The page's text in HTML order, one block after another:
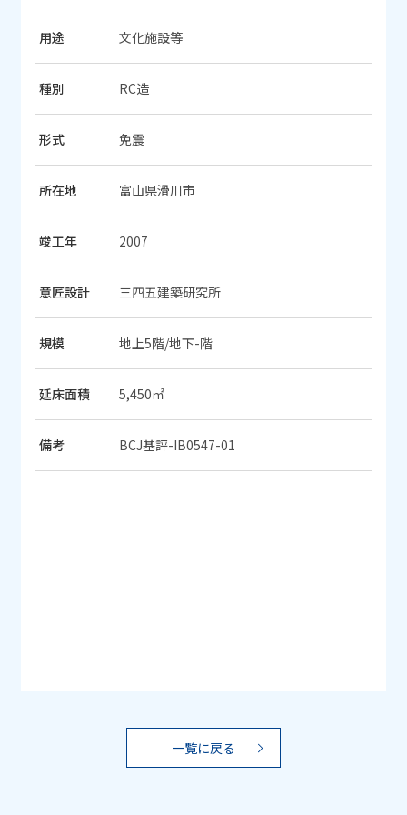
用途 文化施設等
種別 RC造
形式 免震
所在地 富山県滑川市
竣工年 2007
意匠設計 三四五建築研究所
規模 地上5階/地下-階
延床面積 5,450㎡
備考 BCJ基評-IB0547-01
一覧に戻る